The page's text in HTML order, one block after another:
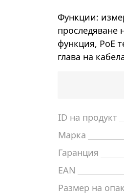
Функции:
проследяване
функция, PoE
глава на
ID на продукт
Марка
Гаранция
EAN
Размер на